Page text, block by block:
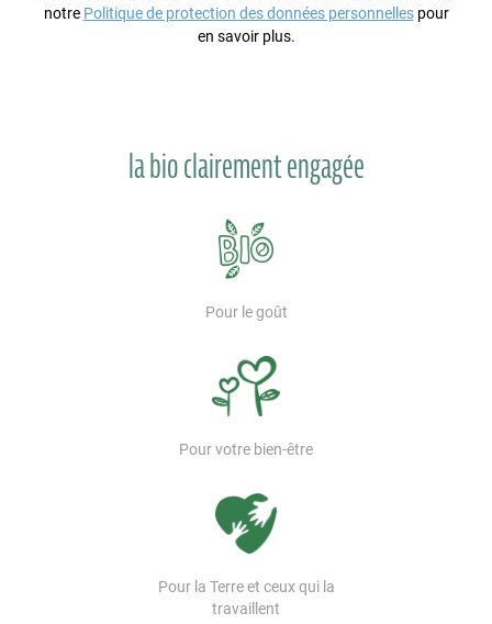
notre Politique de protection des données personnellespour
en savoir plus.
la bio clairement engagée
Pour le goût
Pour votre bien-être
Pour la Terre et ceux qui la
travaillent